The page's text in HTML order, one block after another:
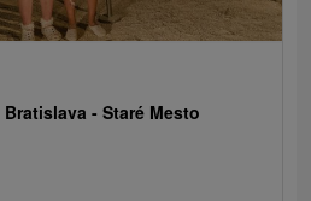
Bratislava - Staré Mesto